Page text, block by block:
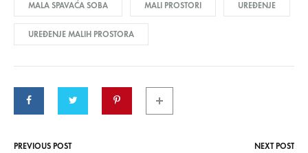
MALA SPAVAĆA SOBA MALI PROSTORI UREĐENJE
UREĐENJE MALIH PROSTORA
PREVIOUS POST NEXT POST